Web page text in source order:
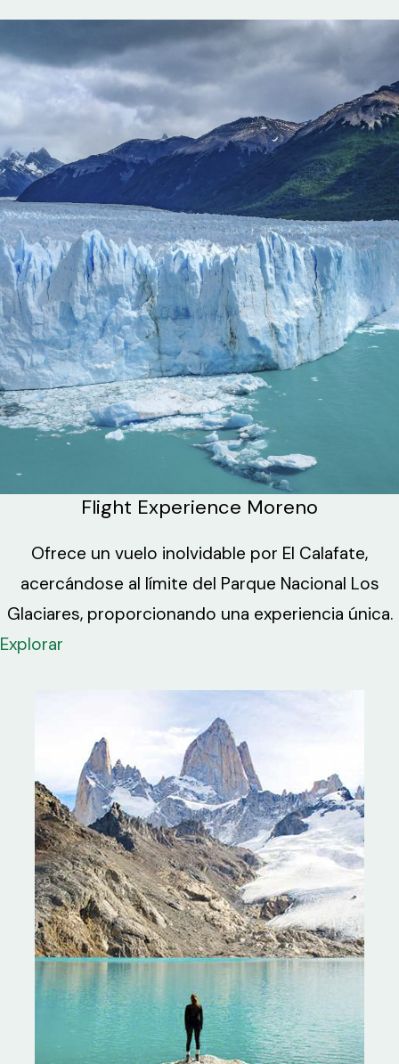
Flight Experience Moreno
Ofrece un vuelo inolvidable por El Calafate,
acercándose al límite del Parque Nacional Los
Glaciares, proporcionando una experiencia única.
Explorar